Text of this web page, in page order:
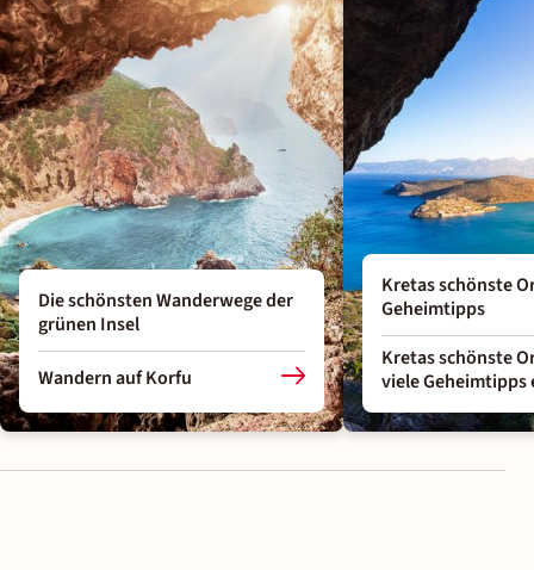
Die schönsten Wanderwege der
grünen Insel
Wandern auf Korfu
Kretas schönste
Geheimtipps
Kretas schönste
viele Geheimtipps